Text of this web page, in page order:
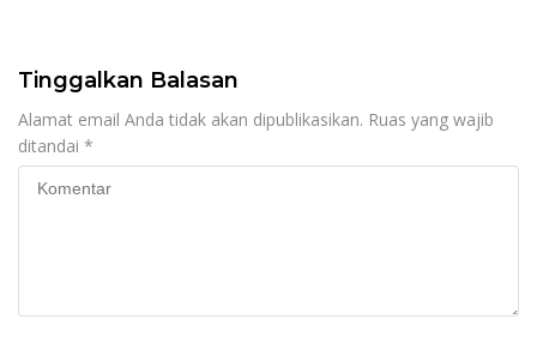
Tinggalkan Balasan
Alamat email Anda tidak akan dipublikasikan. Ruas yang wajib
ditandai *